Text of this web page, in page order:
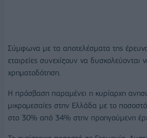
Σύμφωνα με τα αποτελέσματα της
εταιρείες συνεχίζουν να δυσκολεύονται
χρηματοδότηση.
Η πρόσβαση παραμένει η κυρίαρχη
μικρομεσαίες στην Ελλάδα με το
στο 30% από 34% στην προηγούμενη